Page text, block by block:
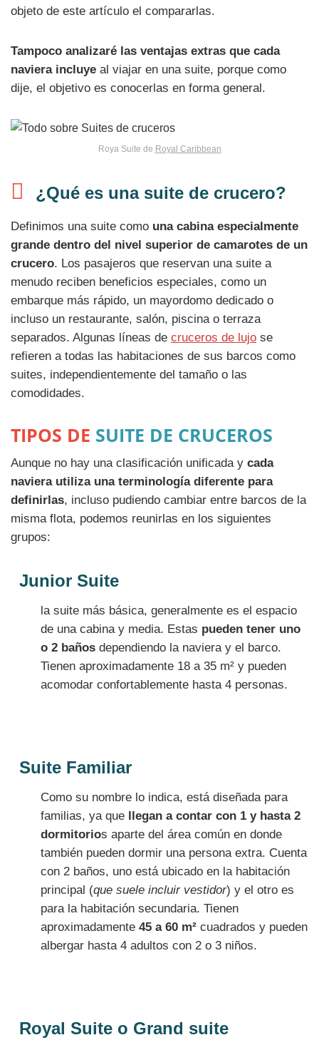
objeto de este artículo el compararlas.
Tampoco analizaré las ventajas extras que cada
naviera incluye al viajar en una suite, porque como
dije, el objetivo es conocerlas en forma general.
Roya Suite de Royal Caribbean
¿Qué es una suite de crucero?
Definimos una suite como una cabina especialmente
grande dentro del nivel superior de camarotes de un
crucero. Los pasajeros que reservan una suite a
menudo reciben beneficios especiales, como un
embarque más rápido, un mayordomo dedicado o
incluso un restaurante, salón, piscina o terraza
separados. Algunas líneas de cruceros de lujo se
refieren a todas las habitaciones de sus barcos como
suites, independientemente del tamaño o las
comodidades.
TIPOS DE SUITE DE CRUCEROS
Aunque no hay una clasificación unificada y cada
naviera utiliza una terminología diferente para
definirlas, incluso pudiendo cambiar entre barcos de la
misma flota, podemos reunirlas en los siguientes
grupos:
Junior Suite
la suite más básica, generalmente es el espacio
de una cabina y media. Estas pueden tener uno
o 2 baños dependiendo la naviera y el barco.
Tienen aproximadamente 18 a 35 m² y pueden
acomodar confortablemente hasta 4 personas.
Suite Familiar
Como su nombre lo indica, está diseñada para
familias, ya que
llegan a contar con 1 y hasta 2
dormitorios aparte del área común en donde
también pueden dormir una persona extra. Cuenta
con 2 baños, uno está ubicado en la habitación
principal (que suele incluir vestidor) y el otro es
para la habitación secundaria. Tienen
aproximadamente 45 a 60 m²cuadrados y pueden
albergar hasta 4 adultos con 2 o 3 niños.
Royal Suite o Grand suite